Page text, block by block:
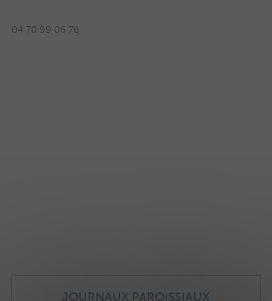
04 70 99 06 76
JOURNAUX PAROISSIAUX